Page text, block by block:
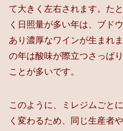
て大きく左右されます。た
く日照量が多い年は、ブド
あり濃厚なワインが生まれ
の年は酸味が際立つさっぱ
ことが多いです。
このように、ミレジムごと
く変わるため、同じ生産者